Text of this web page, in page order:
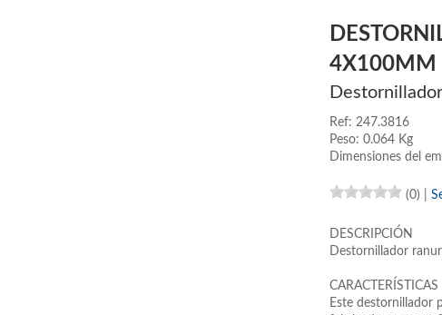
4X100MM
Ref: 247.3816
Peso: 0.064 Kg
Dimensiones del
(0)
DESCRIPCIÓN
Destornillador
CARACTERÍSTICAS
Este destornillador